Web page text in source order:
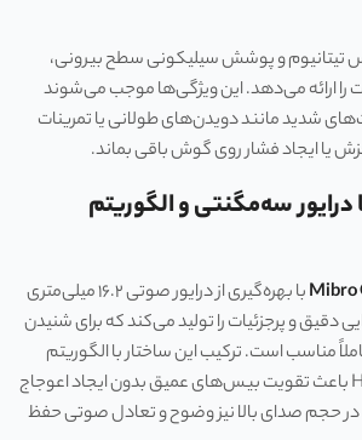
تیتانیوم و پوشش سیلیکونی سطح بیرونی،
را ارائه می‌دهد. این ویژگی‌ها موجب می‌شوند
شدید مانند دویدن‌های طولانی یا تمرینات
یا ایجاد فشار روی گوش باقی بماند.
درایور سه‌مگنتی و الگوریتم
با بهره‌گیری از درایور صوتی ۱۶.۲ میلی‌متری
دقیق و پرجزئیات را تولید می‌کند که برای شنیدن
مناسب است. ترکیب این ساختار با الگوریتم
اختصاصی HammerBass باعث تقویت بیس‌های عمیق بدون ایجاد اعوجاج
حجم صدای بالا نیز وضوح و تعادل صوتی حفظ